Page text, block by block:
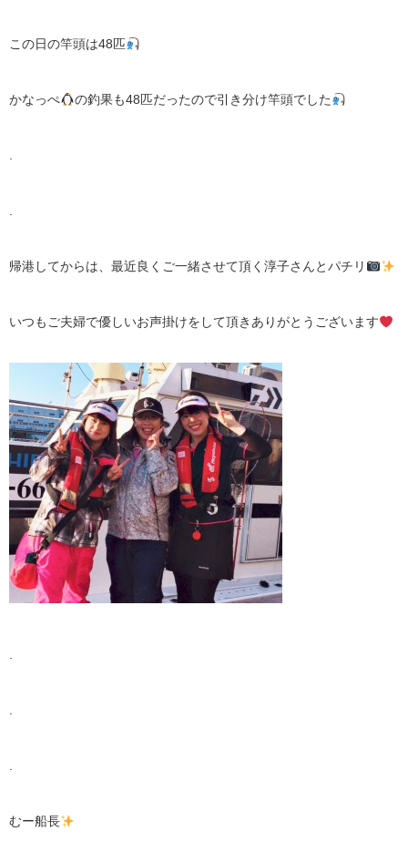
この日の竿頭は48匹
かなっぺ の釣果も48匹だったので引き分け竿頭でした
.
.
帰港してからは、最近良くご一緒させて頂く淳子さんとパチリ
いつもご夫婦で優しいお声掛けをして頂きありがとうございます
.
.
.
むー船長